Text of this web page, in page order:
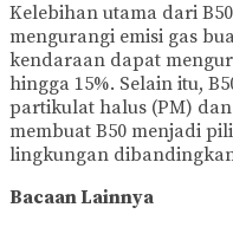
Kelebihan utama dari
mengurangi emisi gas
kendaraan dapat
hingga 15%. Selain itu,
partikulat halus (PM)
membuat B50 menjadi
lingkungan
Bacaan Lainnya